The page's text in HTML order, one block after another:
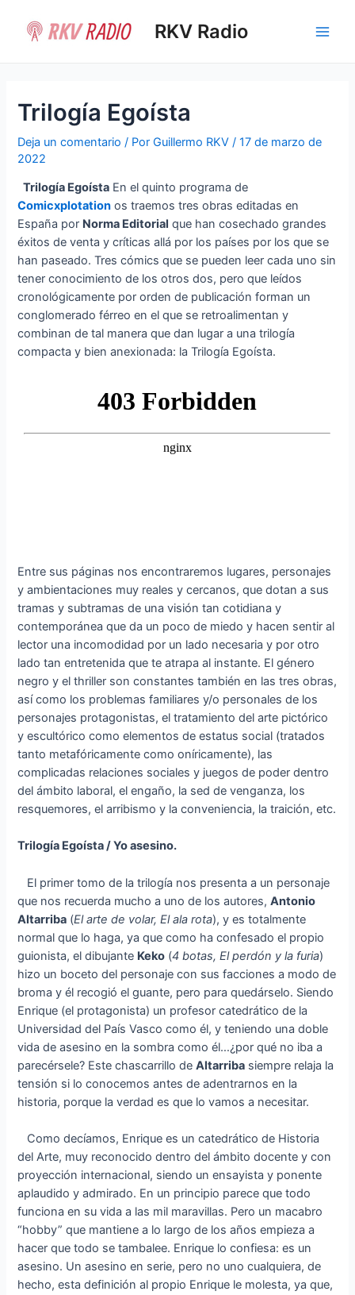
contenido
RKV Radio
Trilogía Egoísta
Deja un comentario / PorGuillermo RKV/17 de marzo de
2022
Trilogía Egoísta En el quinto programa de
Comicxplotation os traemos tres obras editadas en
España por Norma Editorial que han cosechado grandes
éxitos de venta y críticas allá por los países por los que se
han paseado. Tres cómics que se pueden leer cada uno sin
tener conocimiento de los otros dos, pero que leídos
cronológicamente por orden de publicación forman un
conglomerado férreo en el que se retroalimentan y
combinan de tal manera que dan lugar a una trilogía
compacta y bien anexionada: la Trilogía Egoísta.
Entre sus páginas nos encontraremos lugares, personajes
y ambientaciones muy reales y cercanos, que dotan a sus
tramas y subtramas de una visión tan cotidiana y
contemporánea que da un poco de miedo y hacen sentir al
lector una incomodidad por un lado necesaria y por otro
lado tan entretenida que te atrapa al instante. El género
negro y el thriller son constantes también en las tres obras,
así como los problemas familiares y/o personales de los
personajes protagonistas, el tratamiento del arte pictórico
y escultórico como elementos de estatus social (tratados
tanto metafóricamente como oníricamente), las
complicadas relaciones sociales y juegos de poder dentro
del ámbito laboral, el engaño, la sed de venganza, los
resquemores, el arribismo y la conveniencia, la traición, etc.
Trilogía Egoísta / Yo asesino.
El primer tomo de la trilogía nos presenta a un personaje
que nos recuerda mucho a uno de los autores,Antonio
Altarriba (El arte de volar, El ala rota), y es totalmente
normal que lo haga, ya que como ha confesado el propio
guionista, el dibujante Keko (4 botas, El perdón y la furia)
hizo un boceto del personaje con sus facciones a modo de
broma y él recogió el guante, pero para quedárselo. Siendo
Enrique (el protagonista) un profesor catedrático de la
Universidad del País Vasco como él, y teniendo una doble
vida de asesino en la sombra como él…¿por qué no iba a
parecérsele? Este chascarrillo deAltarriba siempre relaja la
tensión si lo conocemos antes de adentrarnos en la
historia, porque la verdad es que lo vamos a necesitar.
Como decíamos, Enrique es un catedrático de Historia
del Arte, muy reconocido dentro del ámbito docente y con
proyección internacional, siendo un ensayista y ponente
aplaudido y admirado. En un principio parece que todo
funciona en su vida a las mil maravillas. Pero un macabro
“hobby” que mantiene a lo largo de los años empieza a
hacer que todo se tambalee. Enrique lo confiesa: es un
asesino. Un asesino en serie, pero no uno cualquiera, de
hecho, esta definición al propio Enrique le molesta, ya que,